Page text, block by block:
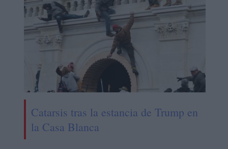
Catarsis tras la estancia de Trump en
la Casa Blanca